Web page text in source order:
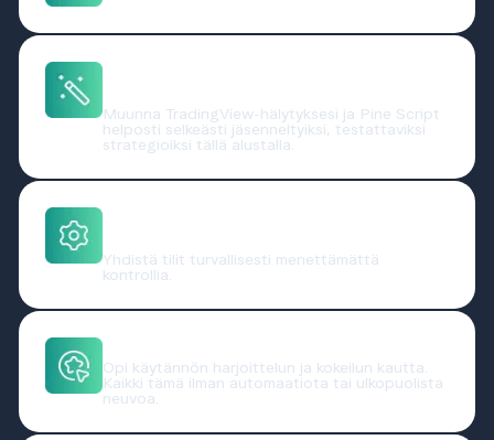
Muuta TradingView-hälytykset
Muunna TradingView-hälytyksesi ja Pine Script
helposti selkeästi jäsenneltyiksi, testattaviksi
strategioiksi tällä alustalla.
Hallinnoi pörssejä yhdessä
Yhdistä tilit turvallisesti menettämättä
kontrollia.
Opi tekemällä
Opi käytännön harjoittelun ja kokeilun kautta.
Kaikki tämä ilman automaatiota tai ulkopuolista
neuvoa.